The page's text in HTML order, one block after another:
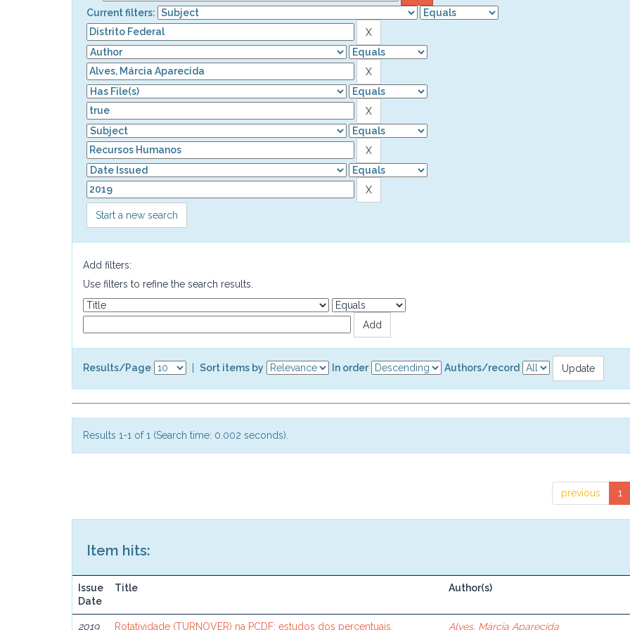
Current filters:
Start a new search
Add filters:
Use filters to refine the search results.
Results/Page Sort items by In order Authors/record
Results 1-1 of 1 (Search time: 0.002 seconds).
previous 1
Item hits:
Issue
Date
Title Author(s)
2019 Rotatividade (TURNOVER) na PCDF: estudos dos percentuais, Alves, Márcia Aparecida